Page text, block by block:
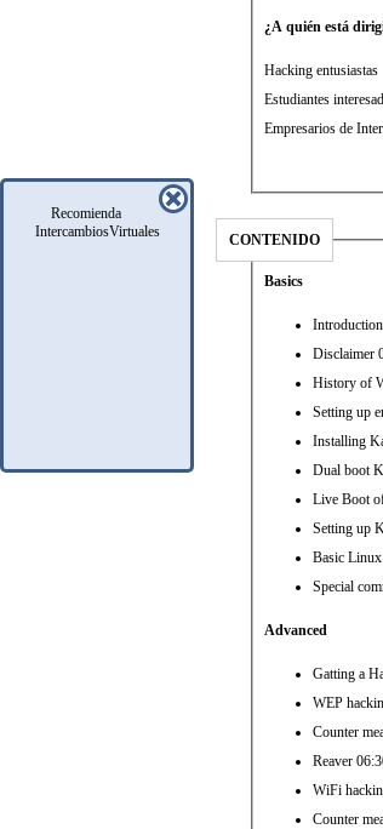
Recomienda
IntercambiosVirtuales
¿A quién está
Hacking entusiastas
Estudiantes
Empresarios de
CONTENIDO
Basics
Disclaimer
History of
Setting up
Installing
Dual boot
Live Boot
Setting up
Basic
Special
Advanced
Gatting a
WEP
Counter
Reaver
WiFi
Counter